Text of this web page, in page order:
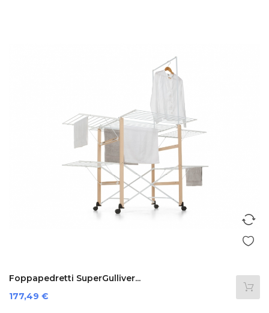
Foppapedretti SuperGulliver...
Preis
177,49 €